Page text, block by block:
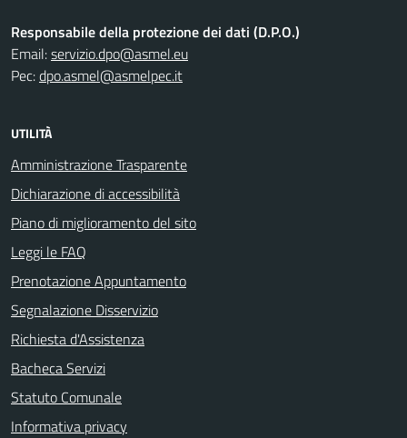
Responsabile della protezione dei dati (D.P.O.)
Email:servizio.dpo@asmel.eu
Pec:dpo.asmel@asmelpec.it
UTILITÀ
Amministrazione Trasparente
Dichiarazione di accessibilità
Piano di miglioramento del sito
Leggi le FAQ
Prenotazione Appuntamento
Segnalazione Disservizio
Richiesta d'Assistenza
Bacheca Servizi
Statuto Comunale
Informativa privacy